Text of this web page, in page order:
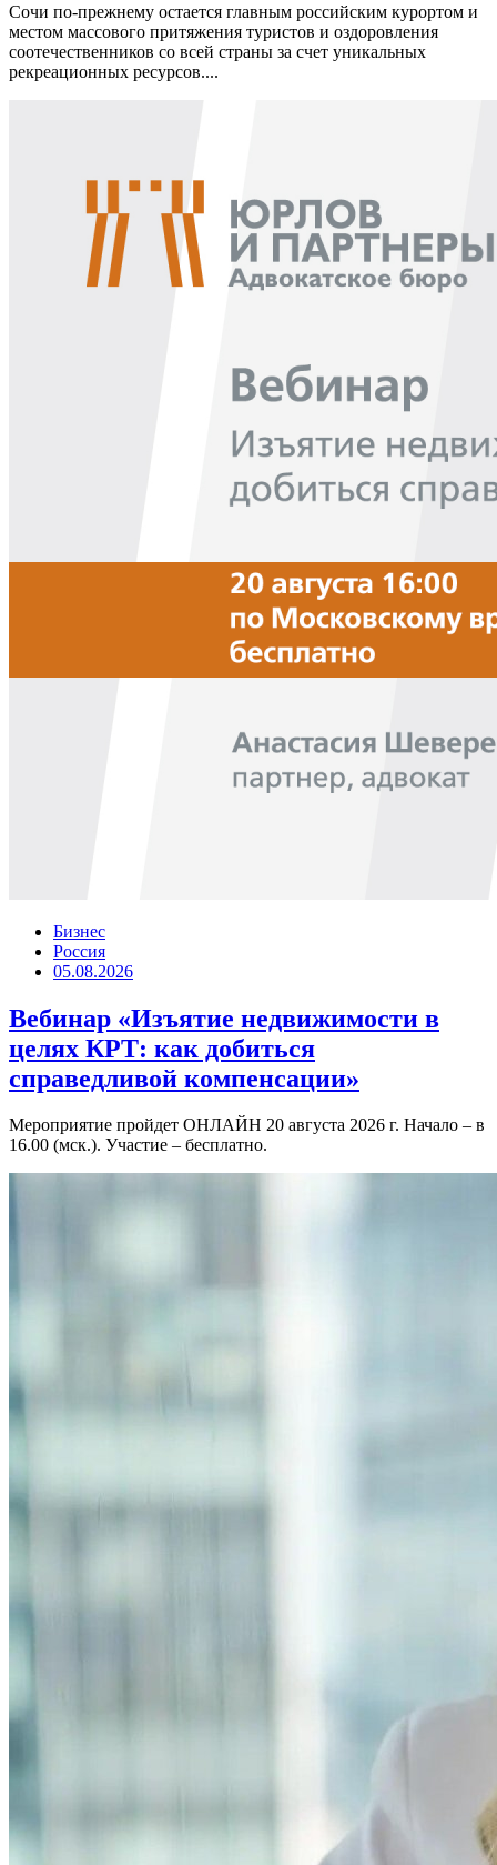
Сочи по-прежнему остается главным российским курортом и
местом массового притяжения туристов и оздоровления
соотечественников со всей страны за счет уникальных
рекреационных ресурсов....
Бизнес
Россия
05.08.2026
Вебинар «Изъятие недвижимости в
целях КРТ: как добиться
справедливой компенсации»
Мероприятие пройдет ОНЛАЙН 20 августа 2026 г. Начало – в
16.00 (мск.). Участие – бесплатно.